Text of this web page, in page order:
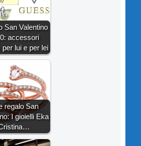
San Valentino
accessori
lui e per lei
regalo San
I gioielli Eka